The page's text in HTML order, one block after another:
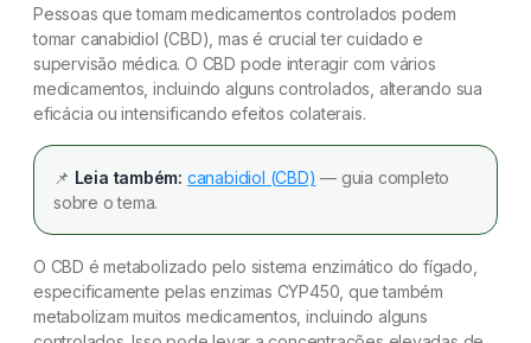
canabidiol?
2.Quais medicamentos podem interagir com o
canabidiol?
3. Quem toma canabidiol pode tomar cerveja?
4. Em quais situações a cannabis medicinal não
é recomendada?
5. Qual a diferença entre canabidiol e extrato de
canabidiol?
Pessoas que tomam medicamentos controlados podem
tomar canabidiol (CBD), mas é crucial ter cuidado e
supervisão médica. O CBD pode interagir com vários
medicamentos, incluindo alguns controlados, alterando sua
eficácia ou intensificando efeitos colaterais.
📌 Leia também: canabidiol (CBD) — guia completo
sobre o tema.
O CBD é metabolizado pelo sistema enzimático do fígado,
especificamente pelas enzimas CYP450, que também
metabolizam muitos medicamentos, incluindo alguns